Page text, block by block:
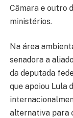
Câmara e outro
ministérios.
Na área
senadora a
da deputada
que apoiou Lula
alternativa para